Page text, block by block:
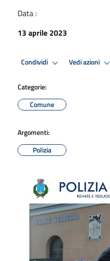
Data :
13 aprile 2023
Condividi Vedi azioni
Categorie:
Comune
Argomenti:
Polizia